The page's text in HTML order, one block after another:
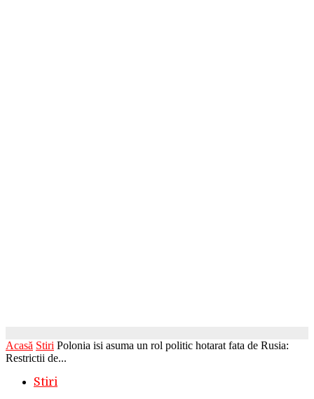
Acasă Stiri Polonia isi asuma un rol politic hotarat fata de Rusia:
Restrictii de...
Stiri